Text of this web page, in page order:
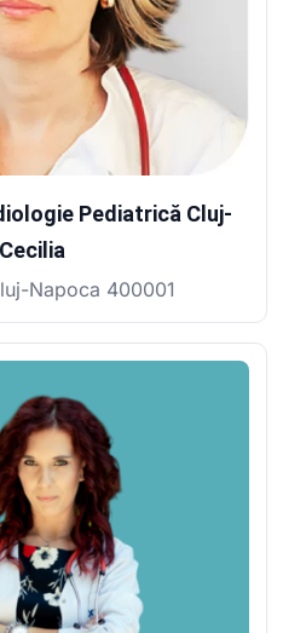
Pediatrică Cluj-
Napoca 400001